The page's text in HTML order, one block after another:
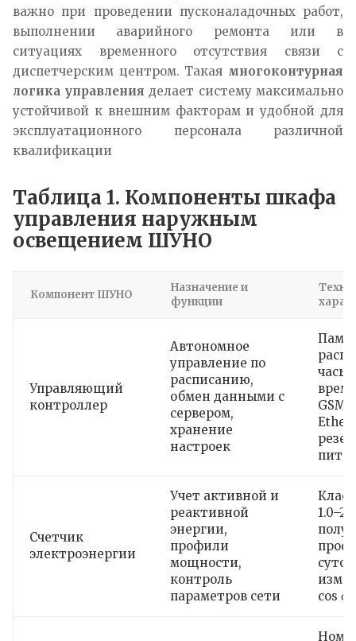
важно при проведении пусконаладочных работ,
выполнении аварийного ремонта или в
ситуациях временного отсутствия связи с
диспетчерским центром. Такая многоконтурная
логика управления делает систему максимально
устойчивой к внешним факторам и удобной для
эксплуатационного персонала различной
квалификации
Таблица 1. Компоненты шкафа
управления наружным
освещением ШУНО
Компонент ШУНО
Назначение и
функции
Управляющий
контроллер
Автономное
управление по
расписанию,
обмен данными с
сервером,
хранение
настроек
часы
GSM/
Счетчик
электроэнергии
Учет активной и
реактивной
энергии,
профили
мощности,
контроль
параметров сети
cos φ